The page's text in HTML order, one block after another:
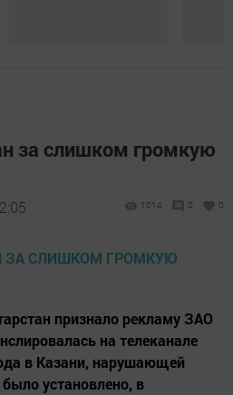
за слишком громкую
1014 0 0
признало рекламу ЗАО
на телеканале
в Казани, нарушающей
установлено, в